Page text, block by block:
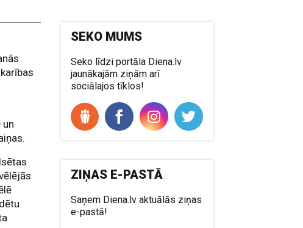
un
SEKO MUMS
Seko līdzi portāla Diena.lv
jaunākajām ziņām arī
sociālajos tīklos!
ZIŅAS E-PASTĀ
Saņem Diena.lv aktuālās ziņas
e-pastā!